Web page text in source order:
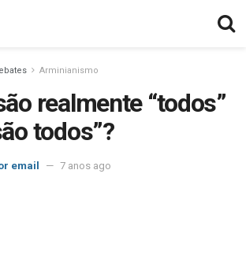
Arminianismo
realmente “todos”
todos”?
email 7 anos ago